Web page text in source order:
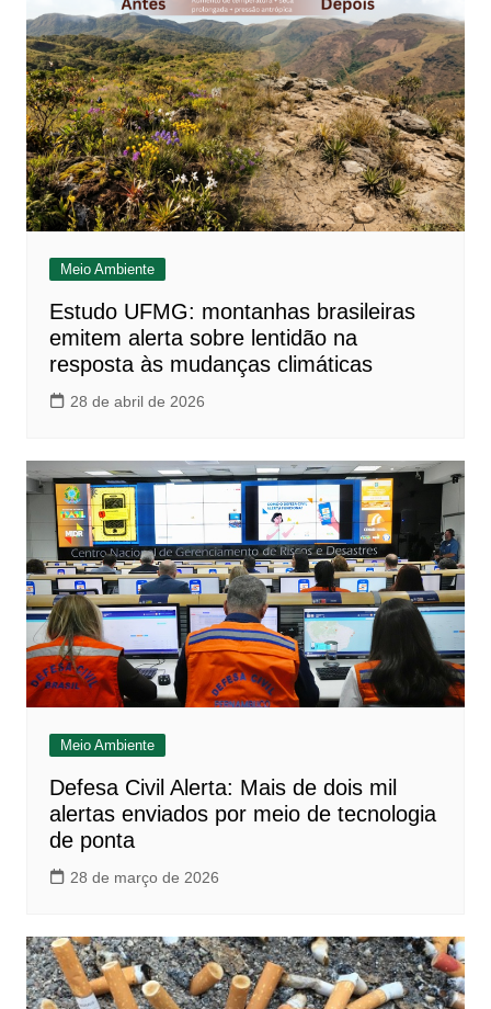
Meio Ambiente
Estudo UFMG: montanhas brasileiras
emitem alerta sobre lentidão na
resposta às mudanças climáticas
28 de abril de 2026
Meio Ambiente
Defesa Civil Alerta: Mais de dois mil
alertas enviados por meio de tecnologia
de ponta
28 de março de 2026